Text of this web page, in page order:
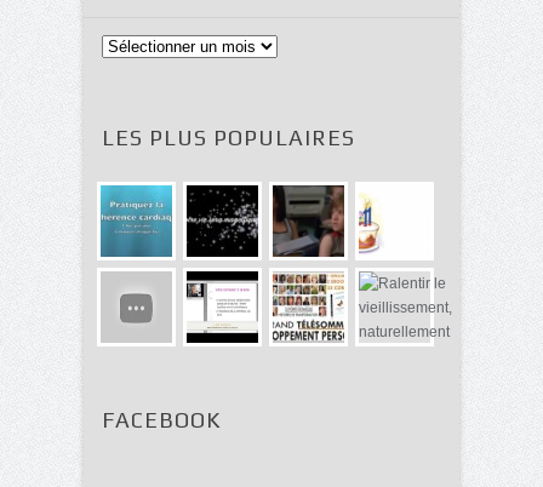
Archives
LES PLUS POPULAIRES
FACEBOOK